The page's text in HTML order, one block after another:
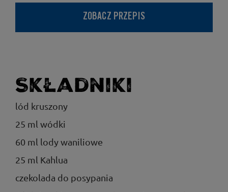
ZOBACZ PRZEPIS
Składniki
lód kruszony
25 ml wódki
60 ml lody waniliowe
25 ml Kahlua
czekolada do posypania